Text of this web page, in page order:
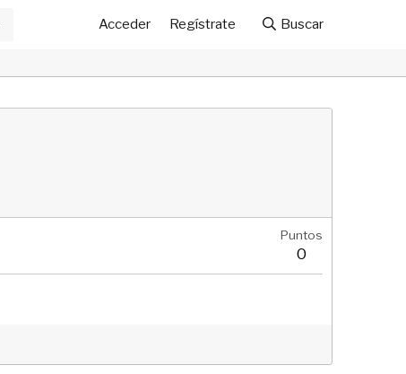
Acceder Regístrate Buscar
Puntos
0